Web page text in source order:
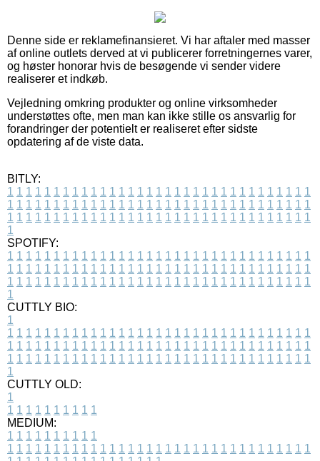
Denne side er reklamefinansieret. Vi har aftaler med masser
af online outlets derved at vi publicerer forretningernes varer,
og høster honorar hvis de besøgende vi sender videre
realiserer et indkøb.
Vejledning omkring produkter og online virksomheder
understøttes ofte, men man kan ikke stille os ansvarlig for
forandringer der potentielt er realiseret efter sidste
opdatering af de viste data.
BITLY:
1 1 1 1 1 1 1 1 1 1 1 1 1 1 1 1 1 1 1 1 1 1 1 1 1 1 1 1 1 1 1 1 1
1 1 1 1 1 1 1 1 1 1 1 1 1 1 1 1 1 1 1 1 1 1 1 1 1 1 1 1 1 1 1 1 1
1 1 1 1 1 1 1 1 1 1 1 1 1 1 1 1 1 1 1 1 1 1 1 1 1 1 1 1 1 1 1 1 1
1
SPOTIFY:
1 1 1 1 1 1 1 1 1 1 1 1 1 1 1 1 1 1 1 1 1 1 1 1 1 1 1 1 1 1 1 1 1
1 1 1 1 1 1 1 1 1 1 1 1 1 1 1 1 1 1 1 1 1 1 1 1 1 1 1 1 1 1 1 1 1
1 1 1 1 1 1 1 1 1 1 1 1 1 1 1 1 1 1 1 1 1 1 1 1 1 1 1 1 1 1 1 1 1
1
CUTTLY BIO:
1
1 1 1 1 1 1 1 1 1 1 1 1 1 1 1 1 1 1 1 1 1 1 1 1 1 1 1 1 1 1 1 1 1
1 1 1 1 1 1 1 1 1 1 1 1 1 1 1 1 1 1 1 1 1 1 1 1 1 1 1 1 1 1 1 1 1
1 1 1 1 1 1 1 1 1 1 1 1 1 1 1 1 1 1 1 1 1 1 1 1 1 1 1 1 1 1 1 1 1
1
CUTTLY OLD:
1
1 1 1 1 1 1 1 1 1 1
MEDIUM:
1 1 1 1 1 1 1 1 1 1
1 1 1 1 1 1 1 1 1 1 1 1 1 1 1 1 1 1 1 1 1 1 1 1 1 1 1 1 1 1 1 1 1